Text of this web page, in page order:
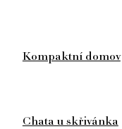
Kompaktní domov
Chata u skřivánka